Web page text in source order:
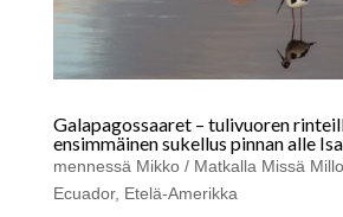
Galapagossaaret – tulivuoren
ensimmäinen sukellus pinnan alle
mennessä Mikko / Matkalla Missä
Ecuador, Etelä-Amerikka